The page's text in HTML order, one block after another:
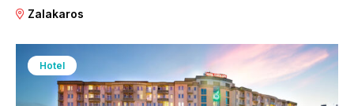
Zalakaros
Hotel